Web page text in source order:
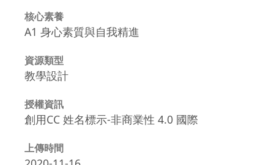
核心素養
A1 身心素質與自我精進
資源類型
教學設計
授權資訊
創用CC 姓名標示-非商業性 4.0 國際
上傳時間